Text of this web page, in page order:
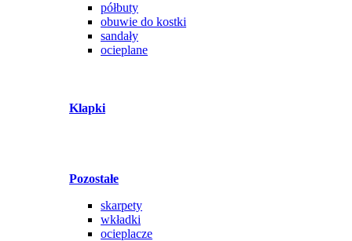
półbuty
obuwie do kostki
sandały
ocieplane
Klapki
Pozostałe
skarpety
wkładki
ocieplacze